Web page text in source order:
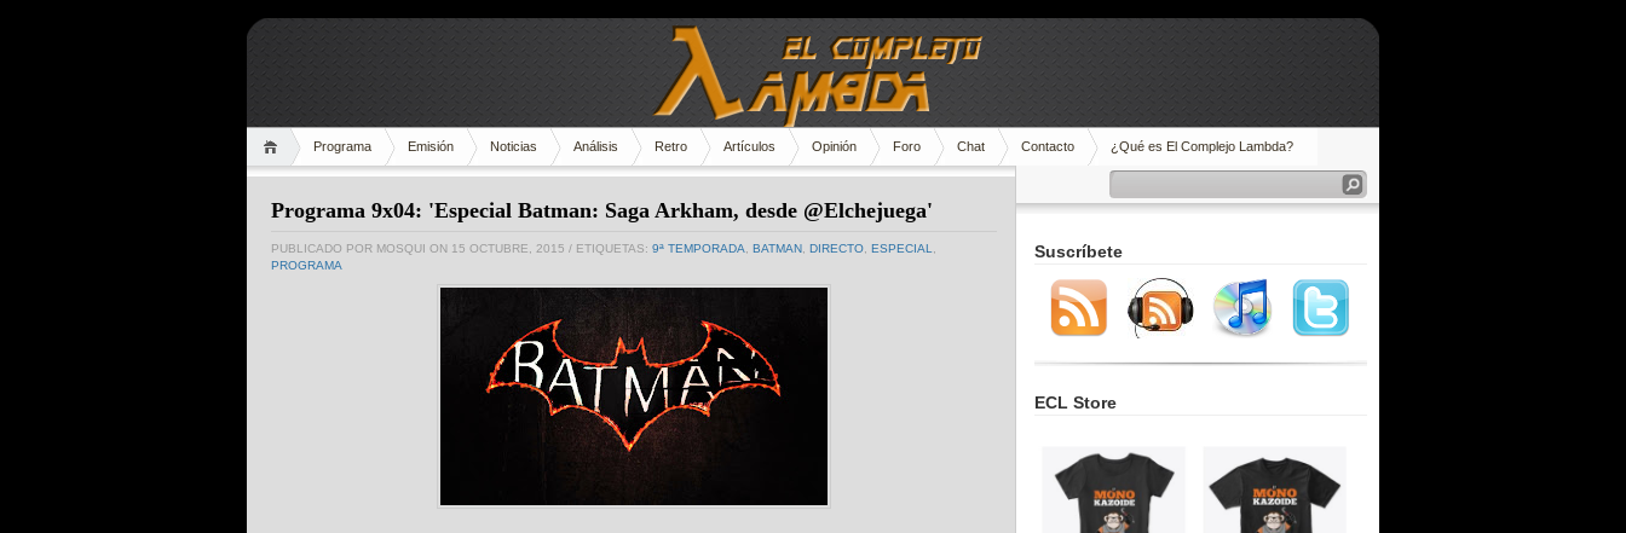
Programa Emisión Noticias Análisis Retro Artículos Opinión Foro Chat Contacto ¿Qué es El Complejo Lambda?
Programa 9x04: 'Especial Batman: Saga Arkham, desde @Elchejuega'
PUBLICADO POR MOSQUI ON 15 OCTUBRE, 2015 / ETIQUETAS: 9ª TEMPORADA BATMAN DIRECTO ESPECIAL
PROGRAMA
Suscríbete
ECL Store